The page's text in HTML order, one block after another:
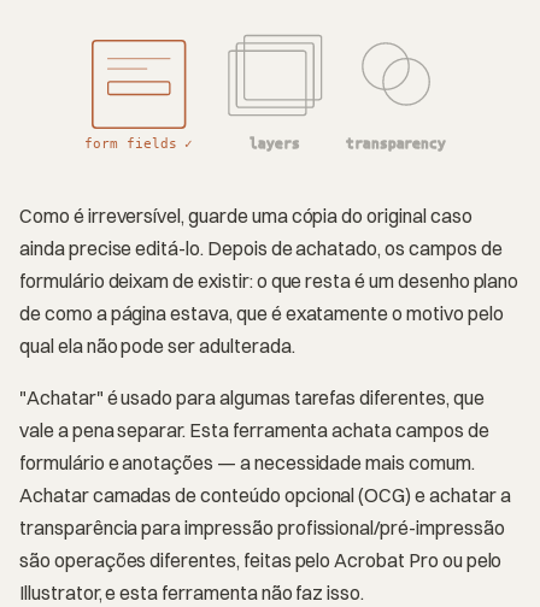
form fields ✓ layers transparency
Como é irreversível, guarde uma cópia do original caso
ainda precise editá-lo. Depois de achatado, os campos de
formulário deixam de existir: o que resta é um desenho plano
de como a página estava, que é exatamente o motivo pelo
qual ela não pode ser adulterada.
"Achatar" é usado para algumas tarefas diferentes, que
vale a pena separar. Esta ferramenta achata campos de
formulário e anotações — a necessidade mais comum.
Achatar camadas de conteúdo opcional (OCG) e achatar a
transparência para impressão profissional/pré-impressão
são operações diferentes, feitas pelo Acrobat Pro ou pelo
Illustrator, e esta ferramenta não faz isso.